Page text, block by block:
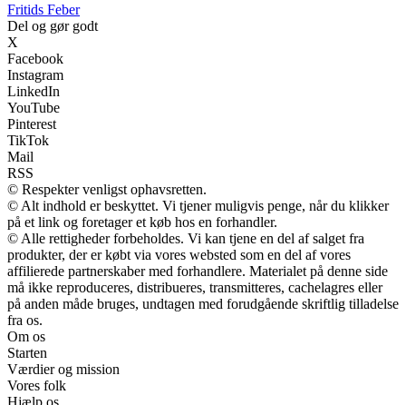
Fritids Feber
Del og gør godt
X
Facebook
Instagram
LinkedIn
YouTube
Pinterest
TikTok
Mail
RSS
© Respekter venligst ophavsretten.
© Alt indhold er beskyttet. Vi tjener muligvis penge, når du klikker
på et link og foretager et køb hos en forhandler.
© Alle rettigheder forbeholdes. Vi kan tjene en del af salget fra
produkter, der er købt via vores websted som en del af vores
affilierede partnerskaber med forhandlere. Materialet på denne side
må ikke reproduceres, distribueres, transmitteres, cachelagres eller
på anden måde bruges, undtagen med forudgående skriftlig tilladelse
fra os.
Om os
Starten
Værdier og mission
Vores folk
Hjælp os